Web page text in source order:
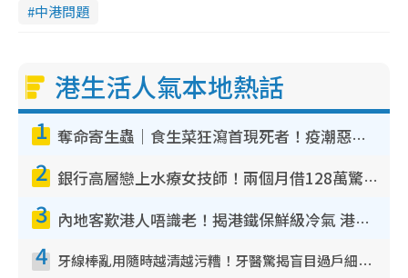
中港問題
港生活人氣本地熱話
1 奪命寄生蟲｜食生菜狂瀉首現死者！疫潮惡化錄1.8萬宗病例 揭洗菜3大謬誤
2 銀行高層戀上水療女技師！兩個月借128萬驚覺「沉船」沉落火海 揭背後疑似邪教操控賣淫
3 內地客歎港人唔識老！揭港鐵保鮮級冷氣 港人求放過：咪投訴
4 牙線棒亂用隨時越清越污糟！牙醫驚揭盲目過戶細菌恐致蛀牙：呢種先係日常真保養